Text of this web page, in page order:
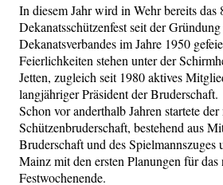
In diesem Jahr wird in Wehr bereits das
Dekanatsschützenfest seit der Gründung
Dekanatsverbandes im Jahre 1950
Feierlichkeiten stehen unter der
Jetten, zugleich seit 1980 aktives
langjähriger Präsident der Bruderschaft.
Schon vor anderthalb Jahren startete
Schützenbruderschaft, bestehend aus
Bruderschaft und des Spielmannszuges
Mainz mit den ersten Planungen für das
Festwochenende.